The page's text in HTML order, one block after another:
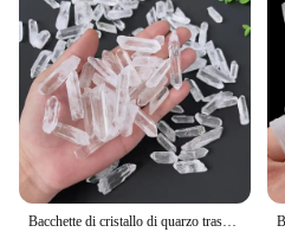
Bacchette di cristallo di quarzo trasparente grezzo lucido spirituale naturale di alta qualità sculture punti di cristallo grezzo bianco per la meditazione